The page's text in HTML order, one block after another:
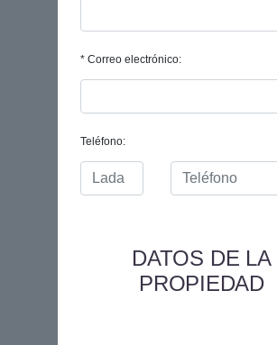
* Correo electrónico:
Teléfono:
DATOS DE LA
PROPIEDAD